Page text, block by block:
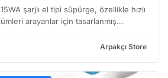
şarjlı el tipi süpürge, özellikle hızlı
arayanlar için tasarlanmış
içi temizlik, …
Arpakçı Store